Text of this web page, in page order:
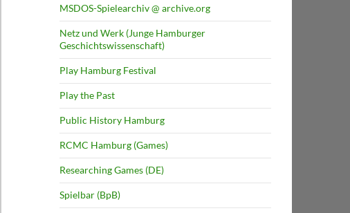
MSDOS-Spielearchiv @ archive.org
Netz und Werk (Junge Hamburger
Geschichtswissenschaft)
Play Hamburg Festival
Play the Past
Public History Hamburg
RCMC Hamburg (Games)
Researching Games (DE)
Spielbar (BpB)